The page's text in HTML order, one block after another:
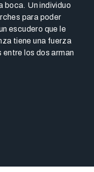
boca. Un individuo
para poder
escudero que le
tiene una fuerza
los dos arman